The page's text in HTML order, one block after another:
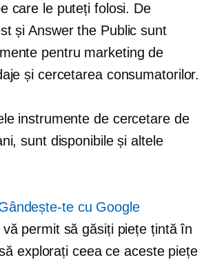
care le puteți folosi. De
și Answer the Public sunt
pentru marketing de
și cercetarea consumatorilor.
instrumente de cercetare de
sunt disponibile și altele
te cu Google
permit să găsiți piețe țintă în
explorați ceea ce aceste piețe